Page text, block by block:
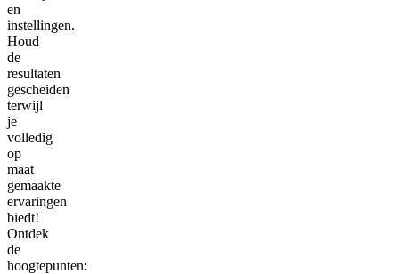
en
instellingen.
Houd
de
resultaten
gescheiden
terwijl
je
volledig
op
maat
gemaakte
ervaringen
biedt!
Ontdek
de
hoogtepunten: